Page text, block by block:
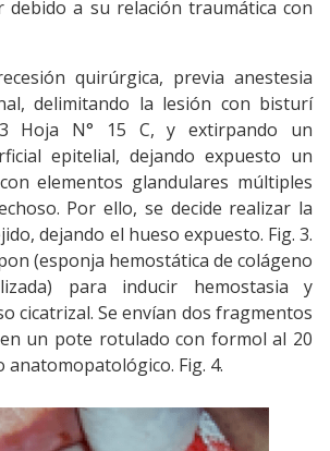
debido a su relación traumática con
quirúrgica, previa anestesia
delimitando la lesión con bisturí
Hoja N° 15 C, y extirpando un
epitelial, dejando expuesto un
elementos glandulares múltiples
Por ello, se decide realizar la
dejando el hueso expuesto. Fig. 3.
(esponja hemostática de colágeno
para inducir hemostasia y
cicatrizal. Se envían dos fragmentos
un pote rotulado con formol al 20
anatomopatológico. Fig. 4.